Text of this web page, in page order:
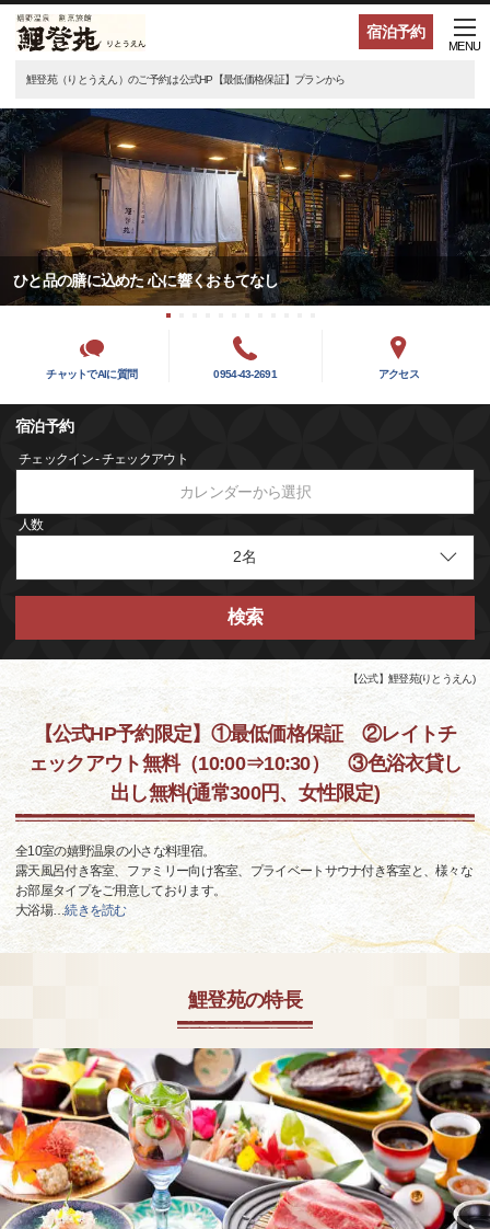
宿泊予約
MENU
鯉登苑（りとうえん）のご予約は公式HP【最低価格保証】プランから
ひと品の膳に込めた 心に響くおもてなし
チャットでAIに質問 0954-43-2691 アクセス
宿泊予約
チェックイン - チェックアウト
カレンダーから選択
人数
検索
【公式】鯉登苑(りとうえん)
【公式HP予約限定】①最低価格保証 ②レイトチ
ェックアウト無料（10:00⇒10:30） ③色浴衣貸し
出し無料(通常300円、女性限定)
全10室の嬉野温泉の小さな料理宿。
露天風呂付き客室、ファミリー向け客室、プライベートサウナ付き客室と、様々な
お部屋タイプをご用意しております。
大浴場…続きを読む
鯉登苑の特長